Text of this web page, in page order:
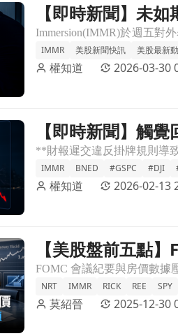
交財務報告！觸覺技術大廠
【即時新聞】未
機，股價重挫逾6%
IMMR
美股新聞快訊 美股最新
權知道 2026-03-30
技術大廠Immersion財報難產收
【即時新聞】觸
發重編財報危機
IMMR
BNED #GSPC #DJI
權知道 2026-02-13
紀要、房價與信心數據
【美股盤前五點
NRT
IMMR RICK REE SPY
莫紹晉 2025-12-30